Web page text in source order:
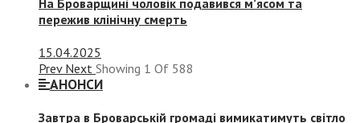
пережив клінічну смерть
15.04.2025
Prev Next Showing 1 Of 588
АНОНСИ
Завтра в Броварській громаді вимикатимуть світло